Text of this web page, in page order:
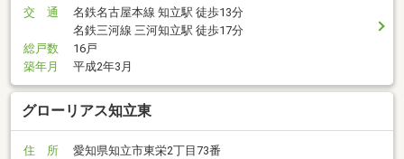
交 通
名鉄名古屋本線 知立駅 徒歩13分
名鉄三河線 三河知立駅 徒歩17分
総戸数
16戸
築年月
平成2年3月
グローリアス知立東
住 所
愛知県知立市東栄2丁目73番